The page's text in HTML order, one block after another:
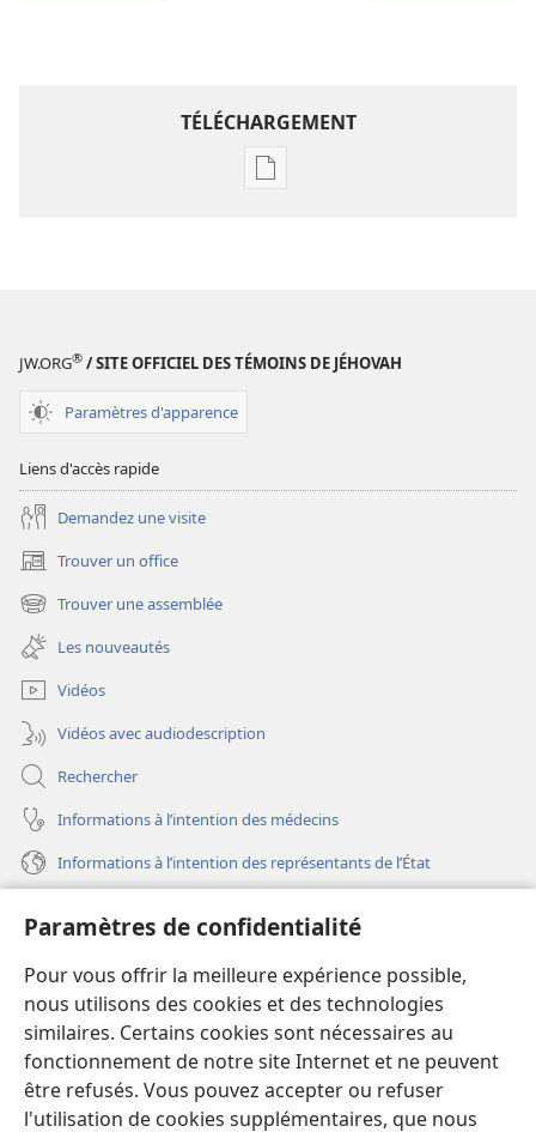
Paramètres de confidentialité
Pour vous offrir la meilleure expérience possible,
nous utilisons des cookies et des technologies
similaires. Certains cookies sont nécessaires au
fonctionnement de notre site Internet et ne peuvent
être refusés. Vous pouvez accepter ou refuser
l'utilisation de cookies supplémentaires, que nous
TÉLÉCHARGEMENT
Options
REVUES
JW.ORG® / SITE OFFICIEL DES TÉMOINS DE JÉHOVAH
Paramètres d'apparence
Liens d'accès rapide
Demandez une visite
Trouver un office
(ouvre
une
nouvelle
fenêtre)
Trouver une assemblée
(ouvre
une
nouvelle
fenêtre)
Les nouveautés
Vidéos
Vidéos avec audiodescription
Rechercher
Informations à l’intention des médecins
Informations à l’intention des représentants de l’État
(ouvre
une
nouvelle
fenêtre)
Bibliothèque en ligne
(ouvre
une
nouvelle
fenêtre)
JW Hub®
(ouvre
une